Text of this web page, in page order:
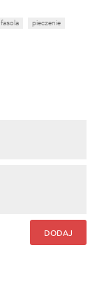
fasola
pieczenie
DODAJ